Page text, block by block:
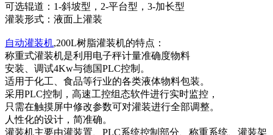
可选辊道：1-斜坡型，2-平台型，3-加长型
灌装形式：液面上灌装
自动灌装机,200L树脂灌装机的特点：
称重式灌装机是利用电子秤计量准确度物料
安装、调试4Kw与德国PLC控制。
适用于化工、食品等行业的各类液体物料包装。
采用PLC控制，高速工控组态软件进行实时监控，
只需在触摸屏中修改参数可对灌装进行全部调整。
人性化的设计，简准确。
灌装机主要由灌装置、PLC系统控制部分、称重系统、灌装架